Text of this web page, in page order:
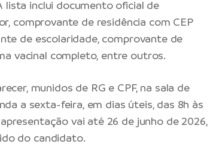
lista inclui documento oficial de
comprovante de residência com CEP
de escolaridade, comprovante de
vacinal completo, entre outros.
munidos de RG e CPF, na sala de
a sexta-feira, em dias úteis, das 8h às
vai até 26 de junho de 2026,
do candidato.